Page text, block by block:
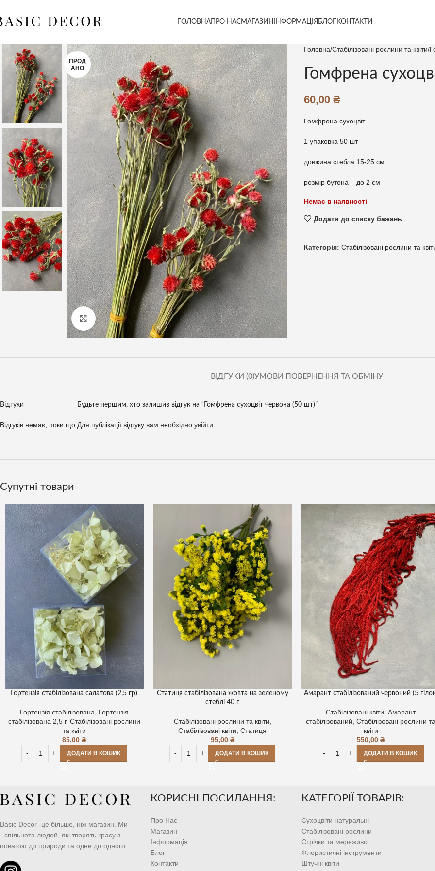
ГОЛОВНАПРО НАСМАГАЗИН ІНФОРМАЦІЯ БЛОГ КОНТАКТИ
ПРОД
АНО
Клацніть, щоб збільшити
Головна Стабілізовані рослини та квіти
Гомфрена
60,00 ₴
Гомфрена сухоцвіт
1 упаковка 50 шт
довжина стебла 15-25 см
розмір бутона – до 2 см
Немає в наявності
Додати до списку бажань
Категорія: Стабілізовані рослини та
ВІДГУКИ (0)УМОВИ ПОВЕРНЕННЯ ТА ОБМІНУ
Відгуки
Відгуків немає, поки що.
Будьте першим, хто залишив відгук на “Гомфрена сухоцвіт червона (50 шт)”
Для публікації відгуку вам необхідно увійти
Супутні товари
Гортензія стабілізована салатова (2,5 гр)
Гортензія стабілізована
Гортензія
стабілізована 2,5 г, Стабілізовані рослини
та квіти
85,00₴
ДОДАТИ В КОШИК
Статиця стабілізована жовта на зеленому
стеблі 40 г
Стабілізовані рослини та квіти
Стабілізовані квіти ,Статиця
95,00 ₴
ДОДАТИ В КОШИК
Амарант стабілізований червоний (5
Стабілізовані квіти ,Амарант
стабілізований ,Стабілізовані рослини
квіти
550,00₴
ДОДАТИ В КОШИК
Basic Decor -це більше, ніж магазин. Ми
- спільнота людей, які творять красу з
повагою до природи та одне до одного.
КОРИСНІ ПОСИЛАННЯ:
Про Нас
Магазин
Інформація
Блог
Контакти
КАТЕГОРІЇ ТОВАРІВ:
Сухоцвіти натуральні
Стабілізовані рослини
Стрічки та мереживо
Флористичні інструменти
Штучні квіти